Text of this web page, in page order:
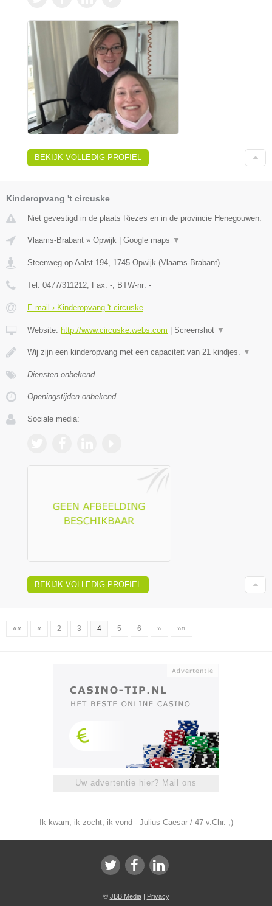
BEKIJK VOLLEDIG PROFIEL
Kinderopvang 't circuske
Niet gevestigd in de plaats Riezes en in de provincie Henegouwen.
Vlaams-Brabant » Opwijk Google maps ▼
Steenweg op Aalst 194 1745 Opwijk (Vlaams-Brabant)
Tel: 0477/311212 , Fax: - , BTW-nr: -
E-mail › Kinderopvang 't circuske
Website: http://www.circuske.webs.com Screenshot ▼
Wij zijn een kinderopvang met een capaciteit van 21 kindjes. ▼
Diensten onbekend
Openingstijden onbekend
Sociale media:
BEKIJK VOLLEDIG PROFIEL
«« « 2 3 4 5 6 » »»
Uw advertentie hier? Mail ons
Ik kwam, ik zocht, ik vond - Julius Caesar / 47 v.Chr. ;)
© JBB Media| Privacy